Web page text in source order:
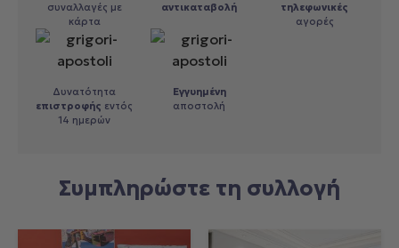
συναλλαγές με
κάρτα
αντικαταβολή
τηλεφωνικές
αγορές
Δυνατότητα
επιστροφής εντός
14 ημερών
Εγγυημένη
αποστολή
Συμπληρώστε τη συλλογή